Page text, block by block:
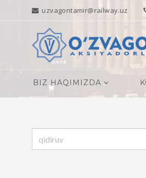
uzvagontamir@railway.uz
BIZ HAQIMIZDA